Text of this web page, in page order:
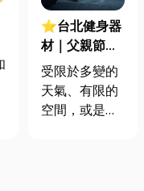
⭐台北健身器
材｜父親節送
禮新思維！居
家健身器材全
攻略，讓爸爸
受限於多變的
天氣、有限的
空間，或是緊